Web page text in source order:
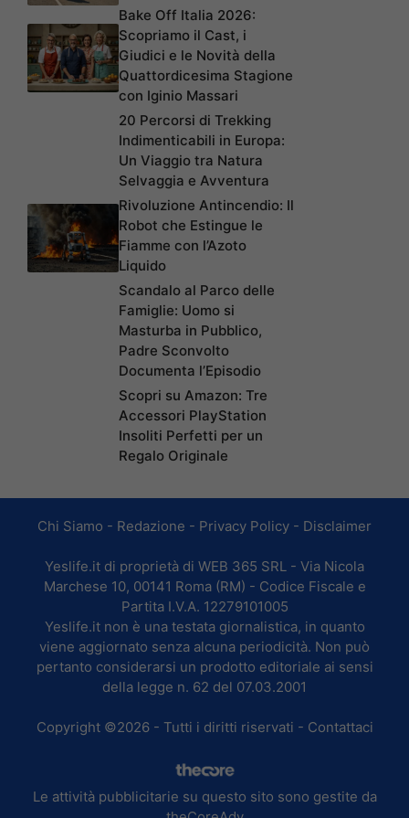
Bake Off Italia 2026:
Scopriamo il Cast, i
Giudici e le Novità della
Quattordicesima Stagione
con Iginio Massari
20 Percorsi di Trekking
Indimenticabili in Europa:
Un Viaggio tra Natura
Selvaggia e Avventura
Rivoluzione Antincendio: Il
Robot che Estingue le
Fiamme con l’Azoto
Liquido
Scandalo al Parco delle
Famiglie: Uomo si
Masturba in Pubblico,
Padre Sconvolto
Documenta l’Episodio
Scopri su Amazon: Tre
Accessori PlayStation
Insoliti Perfetti per un
Regalo Originale
Chi Siamo - Redazione - Privacy Policy - Disclaimer
Yeslife.it di proprietà di WEB 365 SRL - Via Nicola
Marchese 10, 00141 Roma (RM) - Codice Fiscale e
Partita I.V.A. 12279101005
Yeslife.it non è una testata giornalistica, in quanto
viene aggiornato senza alcuna periodicità. Non può
pertanto considerarsi un prodotto editoriale ai sensi
della legge n. 62 del 07.03.2001
Copyright ©2026 - Tutti i diritti riservati - Contattaci
Le attività pubblicitarie su questo sito sono gestite da